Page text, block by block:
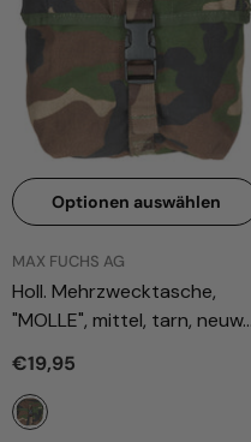
Optionen auswählen
ANBIETER:
MAX FUCHS AG
Holl. Mehrzwecktasche,
"MOLLE", mittel, tarn, neuw.
€19,95